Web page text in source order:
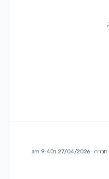
חברה 27/04/2026 ב9:40 am